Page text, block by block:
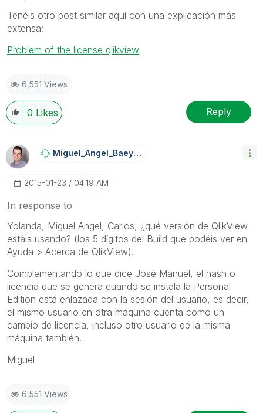
Tenéis otro post similar aquí con una explicación más
extensa:
Problem of the license qlikview
6,551 Views
0 Likes Reply
Miguel_Angel_BaEyens
‎2015-01-23 04:19 AM
In response to
Yolanda, Miguel Angel, Carlos, ¿qué versión de QlikView
estáis usando? (los 5 dígitos del Build que podéis ver en
Ayuda > Acerca de QlikView).
Complementando lo que dice José Manuel, el hash o
licencia que se genera cuando se instala la Personal
Edition está enlazada con la sesión del usuario, es decir,
el mismo usuario en otra máquina cuenta como un
cambio de licencia, incluso otro usuario de la misma
máquina también.
Miguel
6,551 Views